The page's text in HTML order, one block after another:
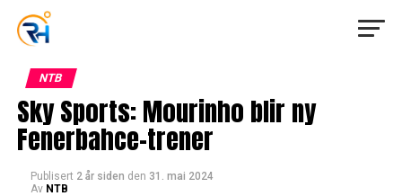
NTB
Sky Sports: Mourinho blir ny
Fenerbahce-trener
Publisert 2 år siden den 31. mai 2024
Av NTB